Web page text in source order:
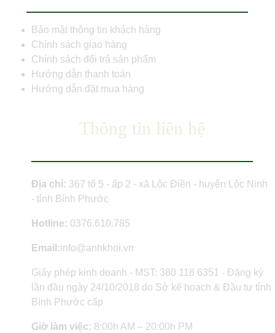
Bảo mật thông tin khách hàng
Chính sách giao hàng
Chính sách đổi trả sản phẩm
Hướng dẫn thanh toán
Hướng dẫn đặt mua hàng
Thông tin liên hệ
Địa chỉ: 367 tổ 5 - ấp 2 - xã Lộc Điền - huyện Lộc Ninh
- tỉnh Bình Phước
Hotline: 0376.610.785
Email:info@anhkhoi.vn
Giấy phép kinh doanh - MST: 380 118 6351 - Đăng ký
lần đầu ngày 24/10/2018 do Sở kế hoạch & Đầu tư tỉnh
Bình Phước cấp
Giờ làm việc: 8:00h AM – 20:00h PM